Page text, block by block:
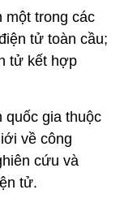
một trong các
tử toàn cầu;
tử kết hợp
quốc gia thuộc
về công
cứu và
tử.